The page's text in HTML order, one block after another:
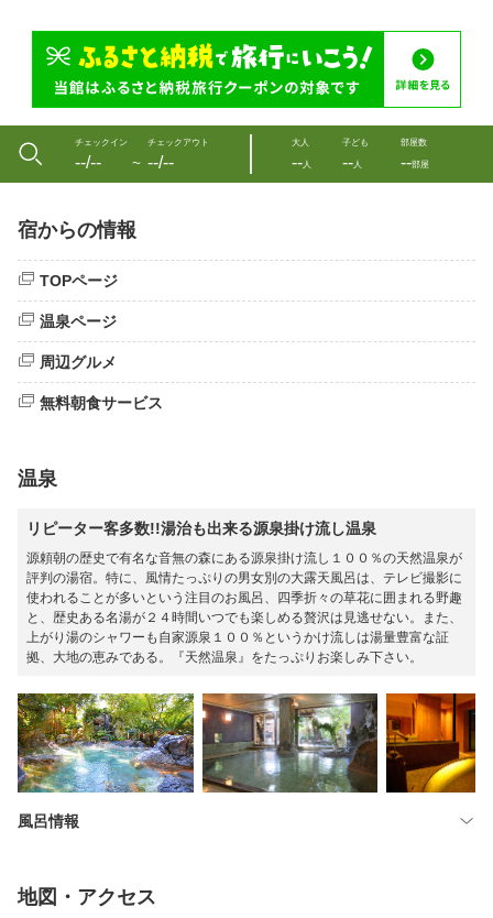
チェックイン
--/-- 〜
チェックアウト
--/--
大人
--人
子ども
--人
部屋数
--部屋
宿からの情報
TOPページ
温泉ページ
周辺グルメ
無料朝食サービス
温泉
リピーター客多数!!湯治も出来る源泉掛け流し温泉
源頼朝の歴史で有名な音無の森にある源泉掛け流し１００％の天然温泉が
評判の湯宿。特に、風情たっぷりの男女別の大露天風呂は、テレビ撮影に
使われることが多いという注目のお風呂、四季折々の草花に囲まれる野趣
と、歴史ある名湯が２４時間いつでも楽しめる贅沢は見逃せない。また、
上がり湯のシャワーも自家源泉１００％というかけ流しは湯量豊富な証
拠、大地の恵みである。『天然温泉』をたっぷりお楽しみ下さい。
風呂情報
地図・アクセス